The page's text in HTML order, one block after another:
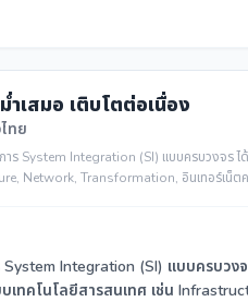
เสมอ เติบโตต่อเนื่อง
ทย
าร System Integration (SI) แบบครบวงจร ไ
Network, Transformation, อินเทอร์เน็ต
System Integration (SI) แบบครบ
เทคโนโลยีสารสนเทศ เช่น